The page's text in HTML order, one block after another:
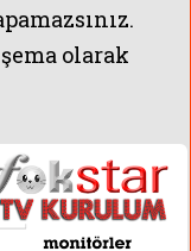
olarak